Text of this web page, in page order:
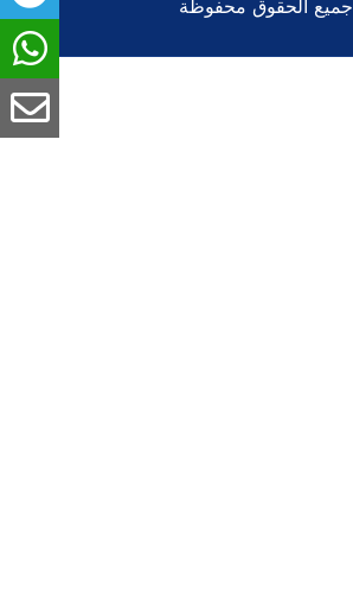
جميع الحقوق محفوظة